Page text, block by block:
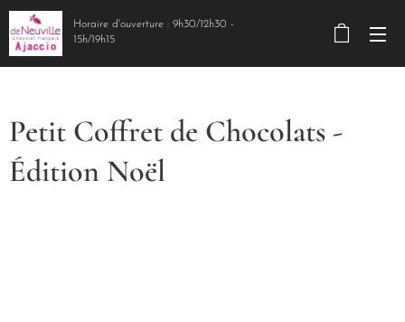
Horaire d'ouverture : 9h30/12h30 -
15h/19h15
Petit Coffret de Chocolats -
Édition Noël